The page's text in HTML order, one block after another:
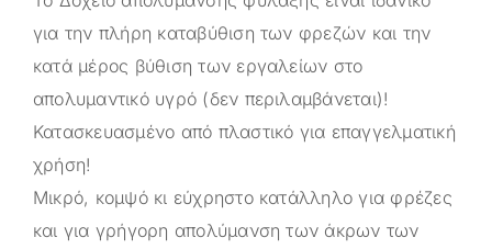
για την πλήρη καταβύθιση των φρεζών και την
κατά μέρος βύθιση των εργαλείων στο
απολυμαντικό υγρό (δεν περιλαμβάνεται)!
Κατασκευασμένο από πλαστικό για επαγγελματική
χρήση!
Μικρό, κομψό κι εύχρηστο κατάλληλο για φρέζες
και για γρήγορη απολύμανση των άκρων των